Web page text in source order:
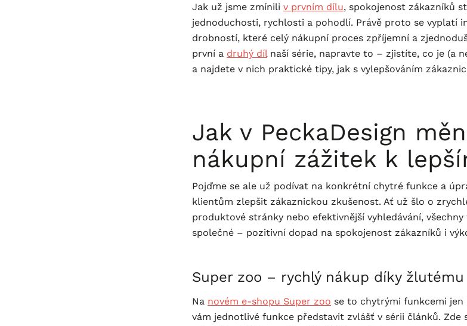
Jak už jsme zmínili v prvním dílu, spokojenost zákazníků
jednoduchosti, rychlosti a pohodlí. Právě proto se vyplatí
drobností, které celý nákupní proces zpříjemní a
první a druhý dílnaší série, napravte to – zjistíte, co je (a
a najdete v nich praktické tipy, jak s vylepšováním
Jak v PeckaDesign
nákupní zážitek k
Pojďme se ale už podívat na konkrétní chytré funkce a
klientům zlepšit zákaznickou zkušenost. Ať už šlo o
produktové stránky nebo efektivnější vyhledávání,
společné – pozitivní dopad na spokojenost zákazníků i
Super zoo – rychlý nákup díky
Na novém e-shopu Super zoo se to chytrými funkcemi
vám jednotlivé funkce představit zvlášť v sérii článků. Zde